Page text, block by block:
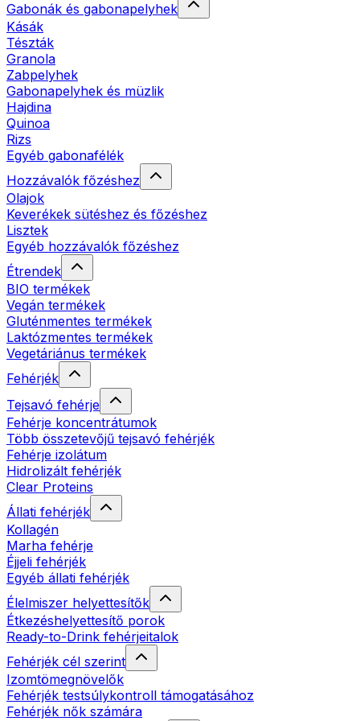
Gabonák és gabonapelyhek
Kásák
Tészták
Granola
Zabpelyhek
Gabonapelyhek és müzlik
Hajdina
Quinoa
Rizs
Egyéb gabonafélék
Hozzávalók főzéshez
Olajok
Keverékek sütéshez és főzéshez
Lisztek
Egyéb hozzávalók főzéshez
Étrendek
BIO termékek
Vegán termékek
Gluténmentes termékek
Laktózmentes termékek
Vegetáriánus termékek
Fehérjék
Tejsavó fehérje
Fehérje koncentrátumok
Több összetevőjű tejsavó fehérjék
Fehérje izolátum
Hidrolizált fehérjék
Clear Proteins
Állati fehérjék
Kollagén
Marha fehérje
Éjjeli fehérjék
Egyéb állati fehérjék
Élelmiszer helyettesítők
Étkezéshelyettesítő porok
Ready-to-Drink fehérjeitalok
Fehérjék cél szerint
Izomtömegnövelők
Fehérjék testsúlykontroll támogatásához
Fehérjék nők számára